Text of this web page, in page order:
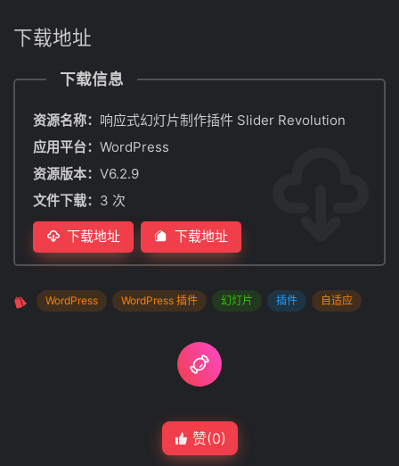
下载地址
下载信息
资源名称： 响应式幻灯片制作插件 Slider Revolution
应用平台： WordPress
资源版本： V6.2.9
文件下载： 3 次
下载地址 下载地址
WordPress WordPress 插件 幻灯片 插件 自适应
赞(0)